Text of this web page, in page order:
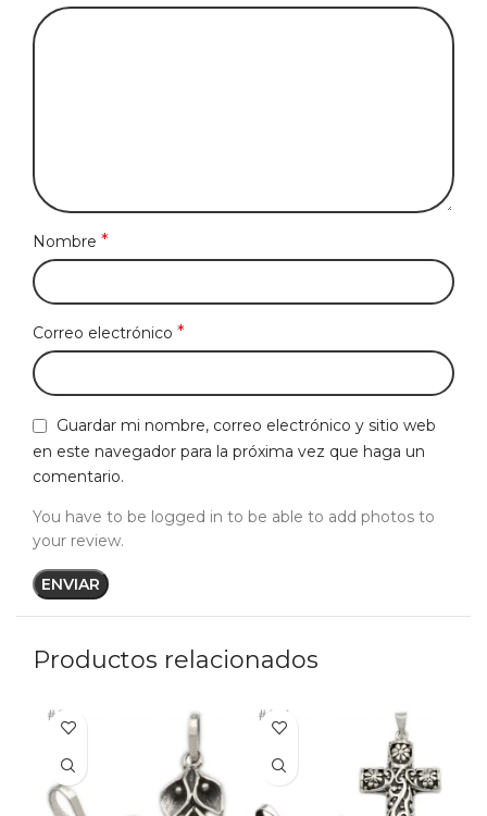
Nombre *
Correo electrónico *
Guardar mi nombre, correo electrónico y sitio web
en este navegador para la próxima vez que haga un
comentario.
You have to be logged in to be able to add photos to
your review.
Productos relacionados